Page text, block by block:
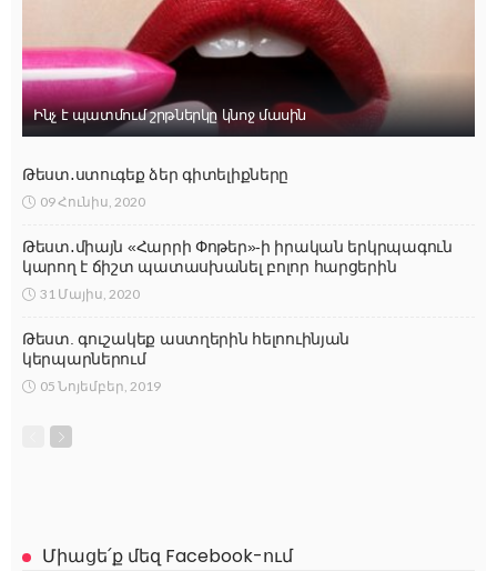
Ինչ է պատմում շրթներկը կնոջ մասին
Թեստ․ստուգեք ձեր գիտելիքները
09 Հունիս, 2020
Թեստ․միայն «Հարրի Փոթեր»-ի իրական երկրպագուն
կարող է ճիշտ պատասխանել բոլոր հարցերին
31 Մայիս, 2020
Թեստ. գուշակեք աստղերին հելոուինյան
կերպարներում
05 Նոյեմբեր, 2019
Միացե՛ք մեզ Facebook-ում